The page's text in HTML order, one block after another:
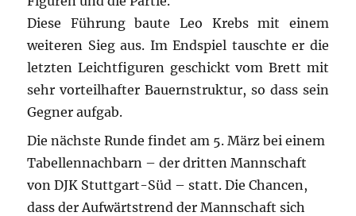
Diese Führung baute Leo Krebs mit einem
weiteren Sieg aus. Im Endspiel tauschte er die
letzten Leichtfiguren geschickt vom Brett mit
sehr vorteilhafter Bauernstruktur, so dass sein
Gegner aufgab.
Die nächste Runde findet am 5. März bei einem
Tabellennachbarn – der dritten Mannschaft
von DJK Stuttgart-Süd – statt. Die Chancen,
dass der Aufwärtstrend der Mannschaft sich